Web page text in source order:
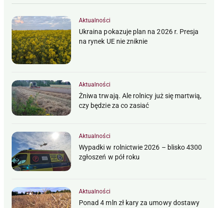
Aktualności
Ukraina pokazuje plan na 2026 r. Presja
na rynek UE nie zniknie
Aktualności
Żniwa trwają. Ale rolnicy już się martwią,
czy będzie za co zasiać
Aktualności
Wypadki w rolnictwie 2026 – blisko 4300
zgłoszeń w pół roku
Aktualności
Ponad 4 mln zł kary za umowy dostawy